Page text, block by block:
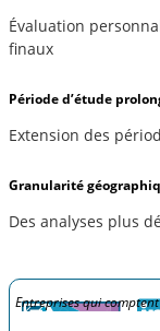
Évaluation
finaux
Période d’étude
Extension des
Granularité
Des analyses plus
Entreprises qui